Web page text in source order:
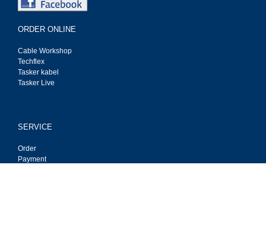
ORDER ONLINE
Cable Workshop
Techflex
Tasker kabel
Tasker Live
SERVICE
Order
Payment